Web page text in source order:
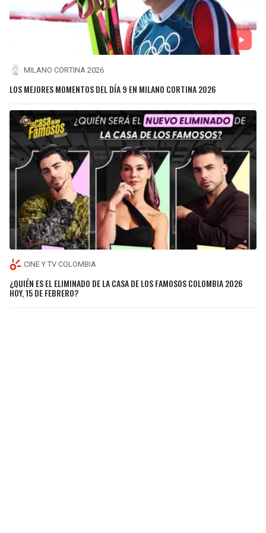
MILANO CORTINA 2026
LOS MEJORES MOMENTOS DEL DÍA 9 EN MILANO CORTINA 2026
CINE Y TV COLOMBIA
¿QUIÉN ES EL ELIMINADO DE LA CASA DE LOS FAMOSOS COLOMBIA 2026
HOY, 15 DE FEBRERO?